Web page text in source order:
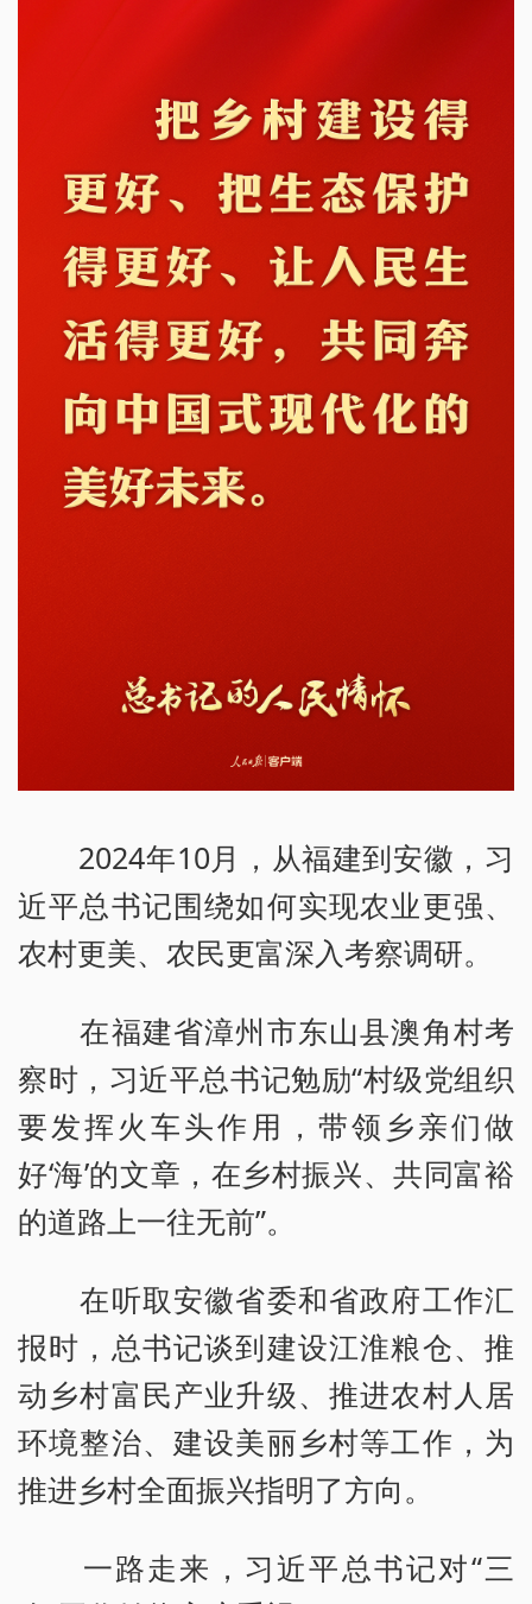
2024年10月，从福建到安徽，习
近平总书记围绕如何实现农业更强、
农村更美、农民更富深入考察调研。
在福建省漳州市东山县澳角村考
察时，习近平总书记勉励“村级党组织
要发挥火车头作用，带领乡亲们做
好‘海’的文章，在乡村振兴、共同富裕
的道路上一往无前”。
在听取安徽省委和省政府工作汇
报时，总书记谈到建设江淮粮仓、推
动乡村富民产业升级、推进农村人居
环境整治、建设美丽乡村等工作，为
推进乡村全面振兴指明了方向。
一路走来，习近平总书记对“三